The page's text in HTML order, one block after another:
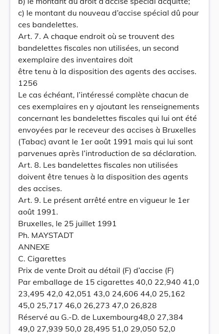
c) le montant du nouveau d’accise spécial dû pour
ces bandelettes.
Art. 7. A chaque endroit où se trouvent des
bandelettes fiscales non utilisées, un second
exemplaire des inventaires doit
être tenu à la disposition des agents des accises.
1256
Le cas échéant, l’intéressé complète chacun de
ces exemplaires en y ajoutant les renseignements
concernant les bandelettes fiscales qui lui ont été
envoyées par le receveur des accises à Bruxelles
(Tabac) avant le 1er août 1991 mais qui lui sont
parvenues après l’introduction de sa déclaration.
Art. 8. Les bandelettes fiscales non utilisées
doivent être tenues à la disposition des agents
des accises.
Art. 9. Le présent arrêté entre en vigueur le 1er
août 1991.
Bruxelles, le 25 juillet 1991
Ph. MAYSTADT
ANNEXE
C. Cigarettes
Prix de vente Droit au détail (F) d’accise (F)
Par emballage de 15 cigarettes 40,0 22,940 41,0
23,495 42,0 42,051 43,0 24,606 44,0 25,162
45,0 25,717 46,0 26,273 47,0 26,828
Réservé au G.-D. de Luxembourg48,0 27,384
49,0 27,939 50,0 28,495 51,0 29,050 52,0